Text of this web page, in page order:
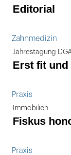
Editorial
Zahnmedizin
Jahrestagung
Erst fit und
Praxis
Immobilien
Fiskus
Praxis